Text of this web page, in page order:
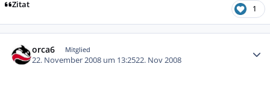
Zitat 1
orca6 Mitglied
22. November 2008 um 13:2522. Nov 2008